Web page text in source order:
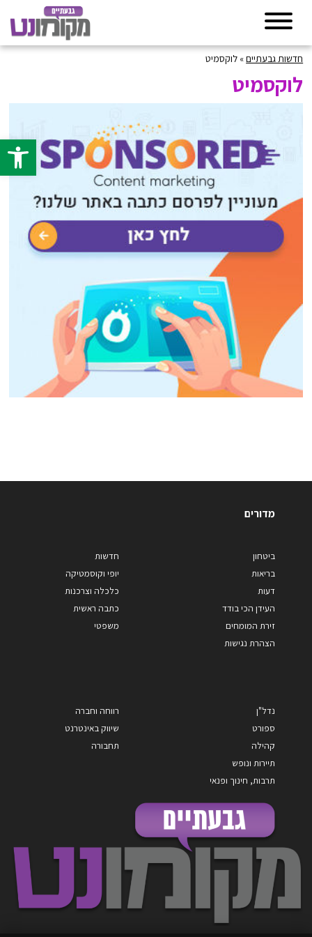
פתח
חדשות גבעתיים» לוקסמיט
לוקסמיט
מדורים
ביטחון
בריאות
דעות
העידן הכי בודד
זירת המומחים
הצהרת נגישות
חדשות
יופי וקוסמטיקה
כלכלה וצרכנות
כתבה ראשית
משפטי
נדל"ן
ספורט
קהילה
תיירות ונופש
תרבות, חינוך ופנאי
רווחה וחברה
שיווק באינטרנט
תחבורה